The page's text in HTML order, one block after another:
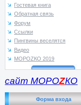
Гостевая книга
Обратная связь
Форум
Ссылки
Пингвины веселятся
Видео
МОРОZКО 2019
сайт МОРОZКО
Форма входа